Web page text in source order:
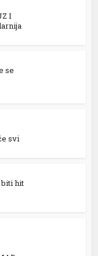
I
se
svi
biti hit